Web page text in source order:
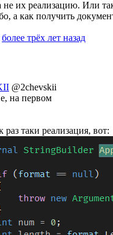
не их реализацию. Или
а как получить
более трёх лет назад
@2chevskii
на первом
раз таки реализация, вот: